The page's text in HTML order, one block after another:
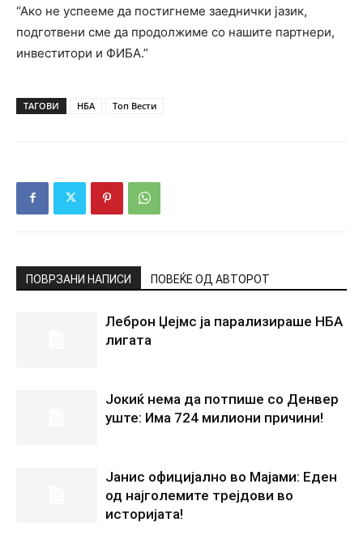
“Ако не успееме да постигнеме заеднички јазик,
подготвени сме да продолжиме со нашите партнери,
инвеститори и ФИБА.”
ТАГОВИ НБА Топ Вести
ПОВРЗАНИ НАПИСИ ПОВЕЌЕ ОД АВТОРОТ
Леброн Џејмс ја парализираше НБА
лигата
Јокиќ нема да потпише со Денвер
уште: Има 724 милиони причини!
Јанис официјално во Мајами: Еден
од најголемите трејдови во
историјата!